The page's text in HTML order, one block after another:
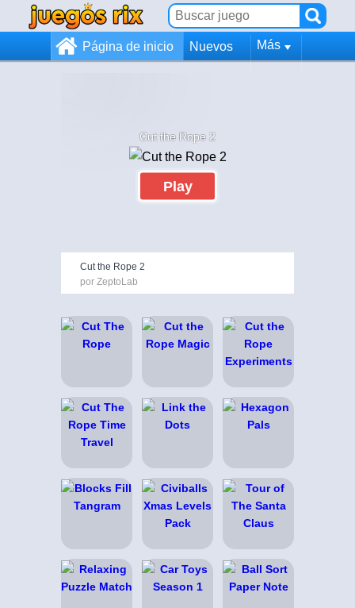
Página de inicio Nuevos Más
Cut the Rope 2
Play
Cut the Rope 2
por ZeptoLab